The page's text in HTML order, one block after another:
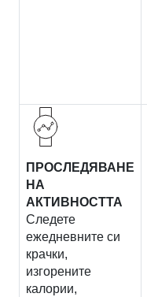
ПРОСЛЕДЯВАНЕ
НА
АКТИВНОСТТА
Следете
ежедневните си
крачки,
изгорените
калории,